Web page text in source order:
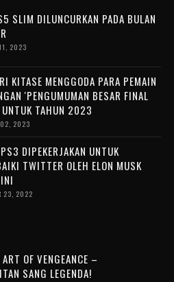
SLIM DILUNCURKAN PADA BULAN
11, 2023
KITASE MENGGODA PARA PEMAIN
'PENGUMUMAN BESAR FINAL
UNTUK TAHUN 2023
02, 2023
DIPEKERJAKAN UNTUK
TWITTER OLEH ELON MUSK
23, 2022
OF VENGEANCE –
SANG LEGENDA!